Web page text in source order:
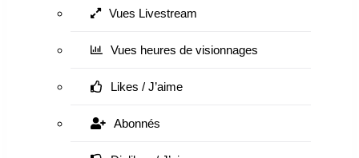
Vues Livestream
Vues heures de visionnages
Likes / J’aime
Abonnés